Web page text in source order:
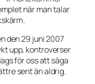
när man talar
den 29 juni 2007
upp, kontroverser
för oss att säga
sent än aldrig.